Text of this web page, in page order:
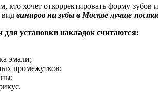
кто хочет откорректировать форму зубов
вид виниров на зубы в Москве лучше
установки накладок считаются:
эмали;
промежутков;